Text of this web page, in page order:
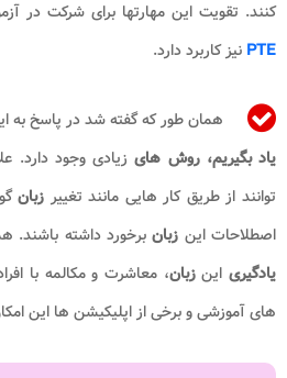
کنند. تقویت این مهارتها برای شرکت در
PTE نیز کاربرد دارد.
همان طور که گفته شد در پاسخ به
یاد بگیریم، روش هایزیادی وجود دارد.
توانند از طریق کار هایی مانند تغییر زبان
اصطلاحات این زبانبرخورد داشته باشند.
یادگیری اینزبان، معاشرت و مکالمه با
های آموزشی و برخی از اپلیکیشن ها این